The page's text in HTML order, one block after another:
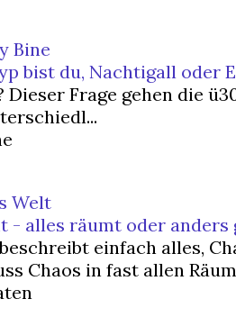
Bine
bist du, Nachtigall oder
Dieser Frage gehen die
Welt
- alles räumt oder anders
einfach alles,
Chaos in fast allen